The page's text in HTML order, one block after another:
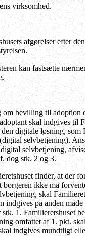
virksomhed.
afgørelser efter
kan fastsætte
om bevilling til adoption
skal indgives til
digitale løsning, som
selvbetjening).
selvbetjening,
dog stk. 2 og 3.
finder, at der
borgeren ikke må
skal
indgives på anden
1. Familieretshuset
omfattet af 1. pkt.
indgives mundtligt